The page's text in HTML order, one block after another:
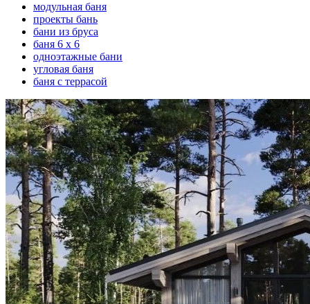
модульная баня
проекты бань
бани из бруса
баня 6 х 6
одноэтажные бани
угловая баня
баня с террасой